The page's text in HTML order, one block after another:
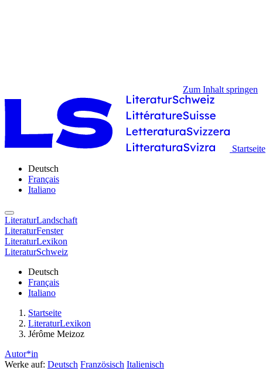
Zum Inhalt springen
Startseite
Deutsch
Français
Italiano
LiteraturLandschaft
LiteraturFenster
LiteraturLexikon
LiteraturSchweiz
Deutsch
Français
Italiano
Startseite
LiteraturLexikon
Jérôme Meizoz
Autor*in
Werke auf: Deutsch Französisch Italienisch